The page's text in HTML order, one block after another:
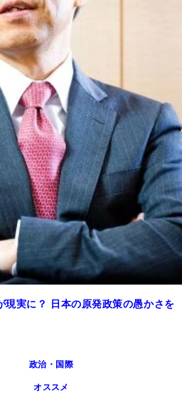
現実に？ 日本の原発政策の愚かさを
政治・国際
オススメ